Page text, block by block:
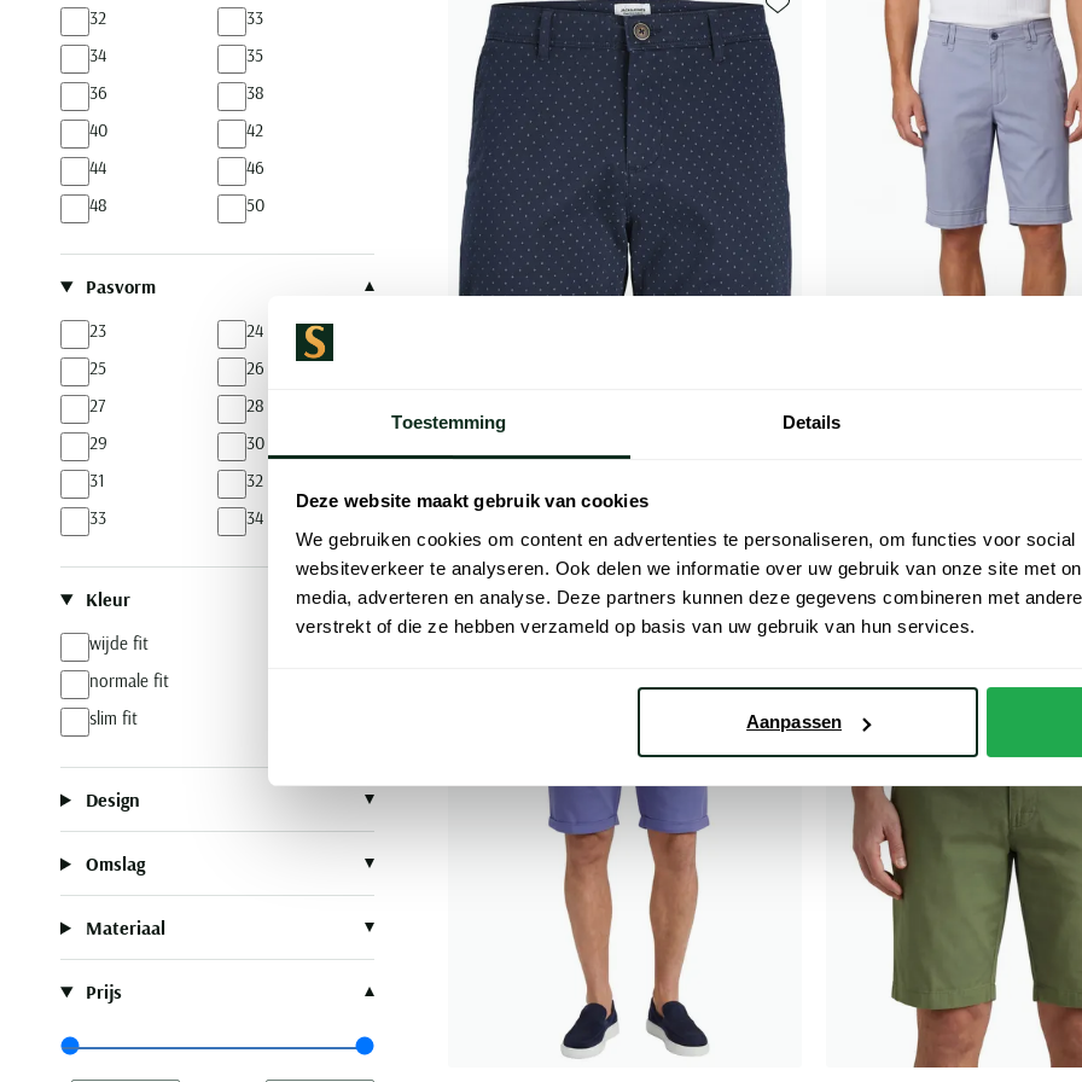
Toestemming Details
Deze website maakt gebruik van cookies
We gebruiken cookies om content en advertenties te personaliseren, om functies voor
websiteverkeer te analyseren. Ook delen we informatie over uw gebruik van onze site met
media, adverteren en analyse. Deze partners kunnen deze gegevens combineren met
verstrekt of die ze hebben verzameld op basis van uw gebruik van hun services.
Aanpassen
32
33
34
35
36
38
40
42
44
46
48
50
Pasvorm
23
24
25
26
27
28
29
30
31
32
33
34
Kleur
wijde fit
normale fit
slim fit
Design
Omslag
Materiaal
Prijs
Range slider min value
Range slider max value
Jack & Jones
chino korte broek donkerblauw
€ 49,99
Toevoegen aan favorieten
€ 189,95